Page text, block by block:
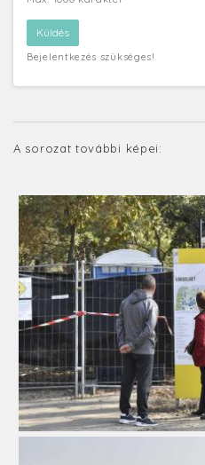
Bejelentkezés szükséges!
A sorozat további képei: